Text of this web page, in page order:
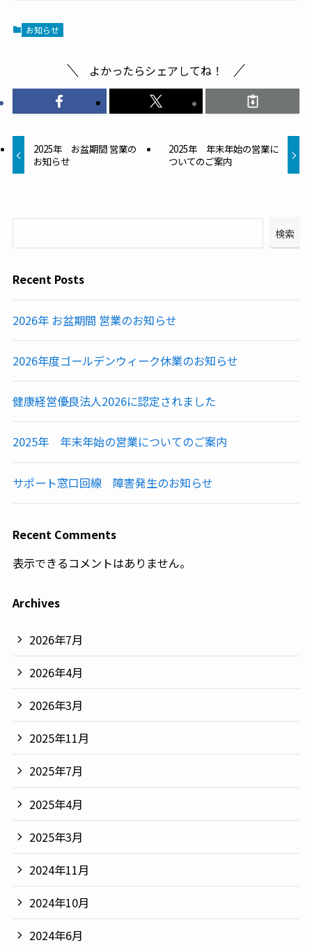
お知らせ
よかったらシェアしてね！
2025年 お盆期間 営業の
お知らせ
2025年 年末年始の営業に
ついてのご案内
検索
Recent Posts
2026年 お盆期間 営業のお知らせ
2026年度ゴールデンウィーク休業のお知らせ
健康経営優良法人2026に認定されました
2025年 年末年始の営業についてのご案内
サポート窓口回線 障害発生のお知らせ
Recent Comments
表示できるコメントはありません。
Archives
2026年7月
2026年4月
2026年3月
2025年11月
2025年7月
2025年4月
2025年3月
2024年11月
2024年10月
2024年6月